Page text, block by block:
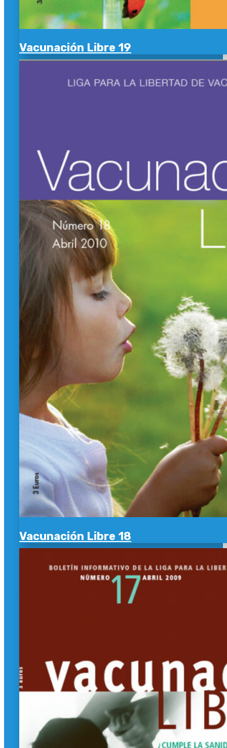
Vacunación Libre 19
Vacunación Libre 18